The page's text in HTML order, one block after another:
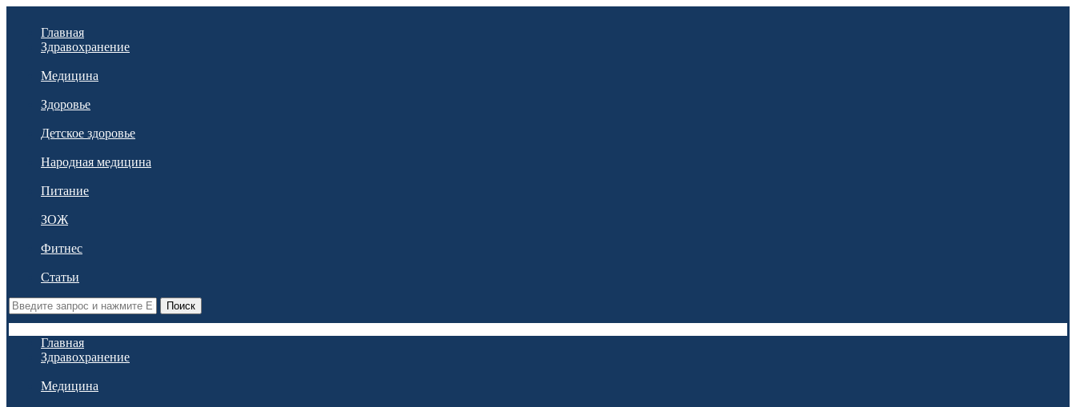
Главная
Здравохранение
Медицина
Здоровье
Детское здоровье
Народная медицина
Питание
ЗОЖ
Фитнес
Статьи
Поиск
Главная
Здравохранение
Медицина